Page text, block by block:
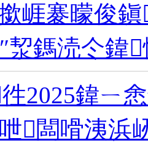
崕褰曚俊
洯鎷涜仒鍏
2025鍏ㄧ
闆嗗洟浜